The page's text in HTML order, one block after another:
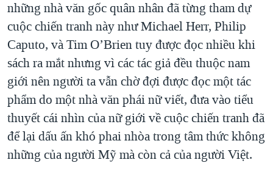
những nhà văn gốc quân nhân đã từng tham dự
cuộc chiến tranh này như Michael Herr, Philip
Caputo, và Tim O’Brien tuy được đọc nhiều khi
sách ra mắt nhưng vì các tác giả đều thuộc nam
giới nên người ta vẫn chờ đợi được đọc một tác
phẩm do một nhà văn phái nữ viết, đưa vào tiểu
thuyết cái nhìn của nữ giới về cuộc chiến tranh đã
để lại dấu ấn khó phai nhòa trong tâm thức không
những của người Mỹ mà còn cả của người Việt.